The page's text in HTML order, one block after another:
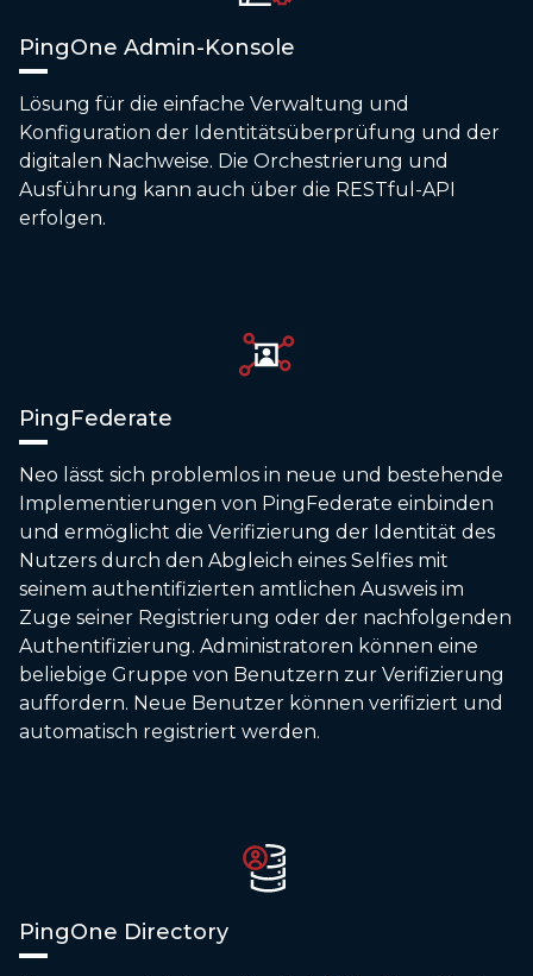
PingOne Admin-Konsole
Lösung für die einfache Verwaltung und
Konfiguration der Identitätsüberprüfung und der
digitalen Nachweise. Die Orchestrierung und
Ausführung kann auch über die RESTful-API
erfolgen.
PingFederate
Neo lässt sich problemlos in neue und bestehende
Implementierungen von PingFederate einbinden
und ermöglicht die Verifizierung der Identität des
Nutzers durch den Abgleich eines Selfies mit
seinem authentifizierten amtlichen Ausweis im
Zuge seiner Registrierung oder der nachfolgenden
Authentifizierung. Administratoren können eine
beliebige Gruppe von Benutzern zur Verifizierung
auffordern. Neue Benutzer können verifiziert und
automatisch registriert werden.
PingOne Directory